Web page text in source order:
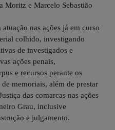
Moritz e Marcelo Sebastião
nas ações já em curso
colhido, investigando
de investigados e
ações penais,
e recursos perante os
memoriais, além de prestar
das comarcas nas ações
Grau, inclusive
e julgamento.